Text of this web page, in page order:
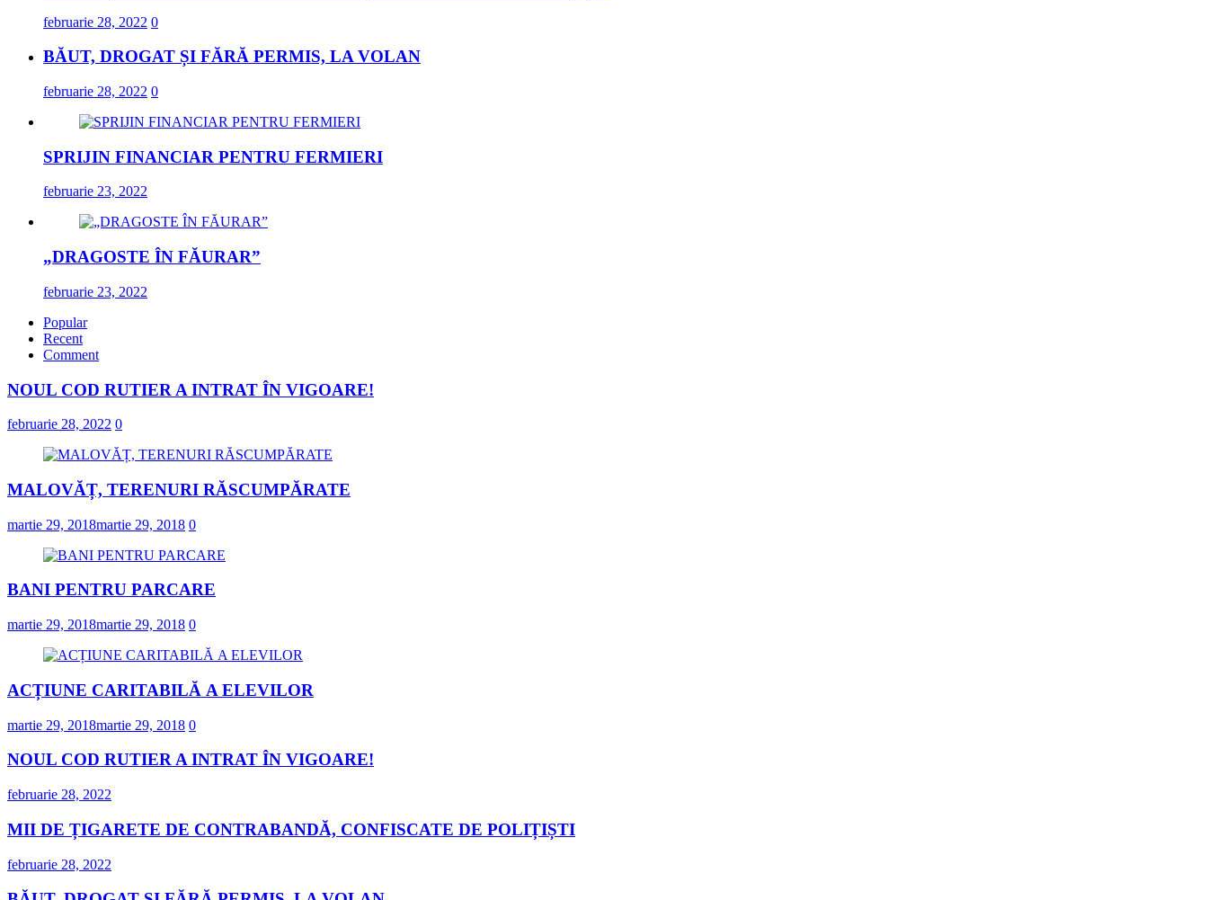
februarie 28, 2022 0
BĂUT, DROGAT ȘI FĂRĂ PERMIS, LA VOLAN
februarie 28, 2022 0
SPRIJIN FINANCIAR PENTRU FERMIERI
februarie 23, 2022
„DRAGOSTE ÎN FĂURAR”
februarie 23, 2022
Popular
Recent
Comment
NOUL COD RUTIER A INTRAT ÎN VIGOARE!
februarie 28, 2022 0
MALOVĂȚ, TERENURI RĂSCUMPĂRATE
martie 29, 2018martie 29, 2018 0
BANI PENTRU PARCARE
martie 29, 2018martie 29, 2018 0
ACȚIUNE CARITABILĂ A ELEVILOR
martie 29, 2018martie 29, 2018 0
NOUL COD RUTIER A INTRAT ÎN VIGOARE!
februarie 28, 2022
MII DE ȚIGARETE DE CONTRABANDĂ, CONFISCATE DE POLIȚIȘTI
februarie 28, 2022